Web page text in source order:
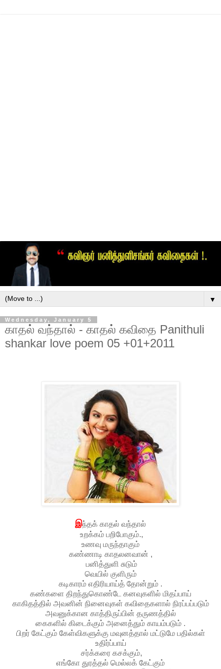
▼
Wednesday, January 5
காதல் வந்தால் - காதல் கவிதை Panithuli
shankar love poem 05 +01+2011
இந்தக் காதல் வந்தால்
உறக்கம் பறிபோகும்.,
உணவு மருந்தாகும்
கண்ணாடி காதலனவான் ,
பனித்துளி சுடும்
வெயில் குளிரும்
கடிகாரம் எதிரியாய்த் தோன்றும் .
கண்களை திறந்துகொண்டே கனவுகளில் மிதப்பாய்
காகிதத்தில் அவனின் நினைவுகள் கவிதைகளால் நிரப்பப்படும்
அவனுக்கான காத்திருப்பின் தருணத்தில்
கைகளில் கிடைக்கும் அனைத்தும் காயம்படும் .
பிறர் கேட்கும் கேள்விகளுக்கு மவுனத்தால் மட்டுமே பதில்கள்
உதிர்ப்பாய்
சர்க்கரை கசக்கும்,
எங்கோ துரத்தல் மெல்லக் கேட்கும்